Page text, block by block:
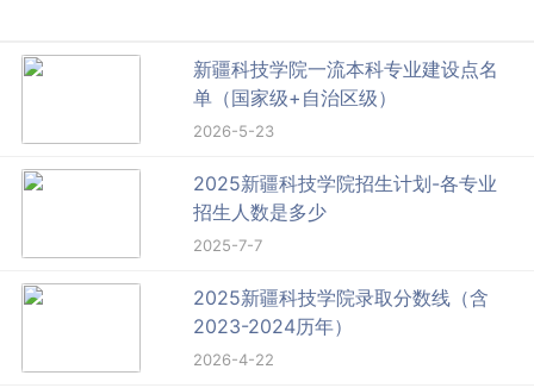
新疆科技学院一流本科专业建设点名
单（国家级+自治区级）
2026-5-23
2025新疆科技学院招生计划-各专业
招生人数是多少
2025-7-7
2025新疆科技学院录取分数线（含
2023-2024历年）
2026-4-22